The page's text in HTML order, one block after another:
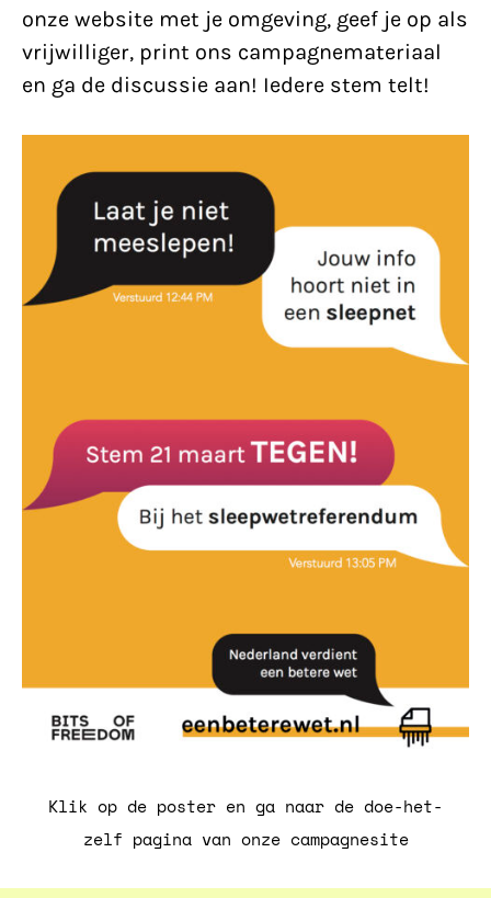
onze website met je omgeving, geef je op als
vrijwilliger, print ons campagnemateriaal
en ga de discussie aan! Iedere stem telt!
Klik op de poster en ga naar de doe-het-
zelf pagina van onze campagnesite